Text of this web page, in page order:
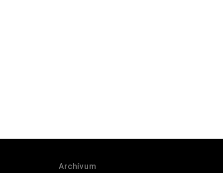
Archívum